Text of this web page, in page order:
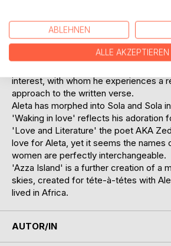
to bloom, and Sola, his potential Muse
love poems for her, and he will cast her
for his debut novel: 'Spleen of Love'.
Love poems from his previous time
interest, with whom he experiences a
approach to the written verse.
Aleta has morphed into Sola and Sola
'Waking in love' reflects his adoration
'Love and Literature' the poet AKA
love for Aleta, yet it seems the names
women are perfectly interchangeable.
'Azza Island' is a further creation of a
skies, created for téte-à-tétes with
lived in Africa.
AUTOR/IN
ABLEHNEN
ALLE AKZEPTIEREN